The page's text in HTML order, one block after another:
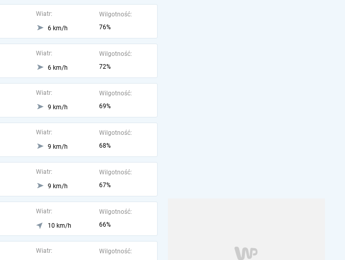
Wiatr:
6 km/h
Wilgotność:
76%
Wiatr:
6 km/h
Wilgotność:
72%
Wiatr:
9 km/h
Wilgotność:
69%
Wiatr:
9 km/h
Wilgotność:
68%
Wiatr:
9 km/h
Wilgotność:
67%
Wiatr:
10 km/h
Wilgotność:
66%
Wiatr:
Wilgotność: